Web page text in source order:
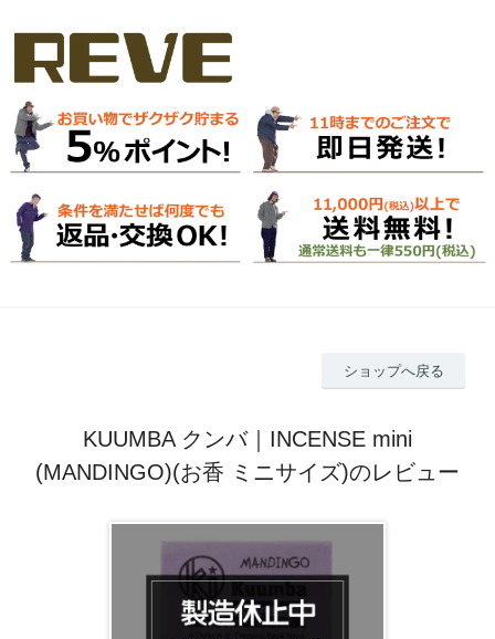
ショップへ戻る
KUUMBA クンバ｜INCENSE mini
(MANDINGO)(お香 ミニサイズ)のレビュー